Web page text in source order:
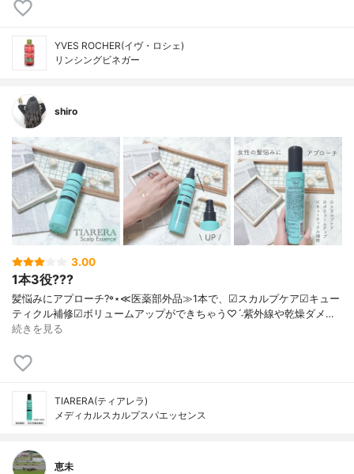
YVES ROCHER(イヴ・ロシェ)
リンシングビネガー
shiro
3.00
1本3役???
髪悩みにアプローチ?꙳⋆ ≪医薬部外品≫ 1本で、 ☑︎スカルプケア ☑︎キュー
ティクル補修 ☑︎ボリュームアップ ができちゃう♡ˊ˗ 紫外線や乾燥ダメ…
続きを見る
TIARERA(ティアレラ)
メディカルスカルプスパエッセンス
恵未